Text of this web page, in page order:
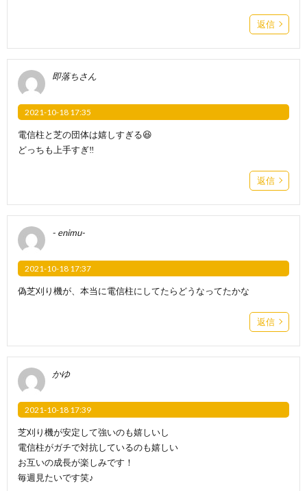
返信
即落ちさん
2021-10-18 17:35
電信柱と芝の団体は嬉しすぎる😆
どっちも上手すぎ‼️
返信
- enimu-
2021-10-18 17:37
偽芝刈り機が、本当に電信柱にしてたらどうなってたかな
返信
かゆ
2021-10-18 17:39
芝刈り機が安定して強いのも嬉しいし
電信柱がガチで対抗しているのも嬉しい
お互いの成長が楽しみです！
毎週見たいです笑♪